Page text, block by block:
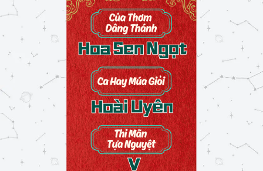
Chương 21: Ngỏ Lời 02/03/2024
Chương 22: Cấm Cản 02/03/2024
Chương 23: Hối Thúc 05/03/2024
Chương 24: Rước Dâu 27/05/2024
Chương 25: Tân Hôn 27/05/2024
Chương 26: Hương Lửa 27/05/2024
Chương 27: Bà Loan 27/05/2024
Chương 28: Ngày Tết 27/05/2024
Chương 29: Tạc Tình Khắc Duyên 27/05/2024